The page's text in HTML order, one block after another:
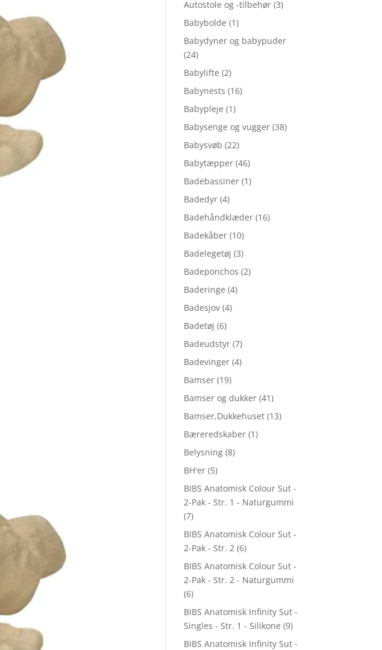
Autostole og -tilbehør (3)
Babybolde (1)
Babydyner og babypuder
(24)
Babylifte (2)
Babynests (16)
Babypleje (1)
Babysenge og vugger (38)
Babysvøb (22)
Babytæpper (46)
Badebassiner (1)
Badedyr (4)
Badehåndklæder (16)
Badekåber (10)
Badelegetøj (3)
Badeponchos (2)
Baderinge (4)
Badesjov (4)
Badetøj (6)
Badeudstyr (7)
Badevinger (4)
Bamser (19)
Bamser og dukker (41)
Bamser,Dukkehuset (13)
Bæreredskaber (1)
Belysning (8)
BH'er (5)
BIBS Anatomisk Colour Sut -
2-Pak - Str. 1 - Naturgummi
(7)
BIBS Anatomisk Colour Sut -
2-Pak - Str. 2 (6)
BIBS Anatomisk Colour Sut -
2-Pak - Str. 2 - Naturgummi
(6)
BIBS Anatomisk Infinity Sut -
Singles - Str. 1 - Silikone (9)
BIBS Anatomisk Infinity Sut -